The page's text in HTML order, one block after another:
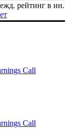
рейтинг в ин.
Call
Call